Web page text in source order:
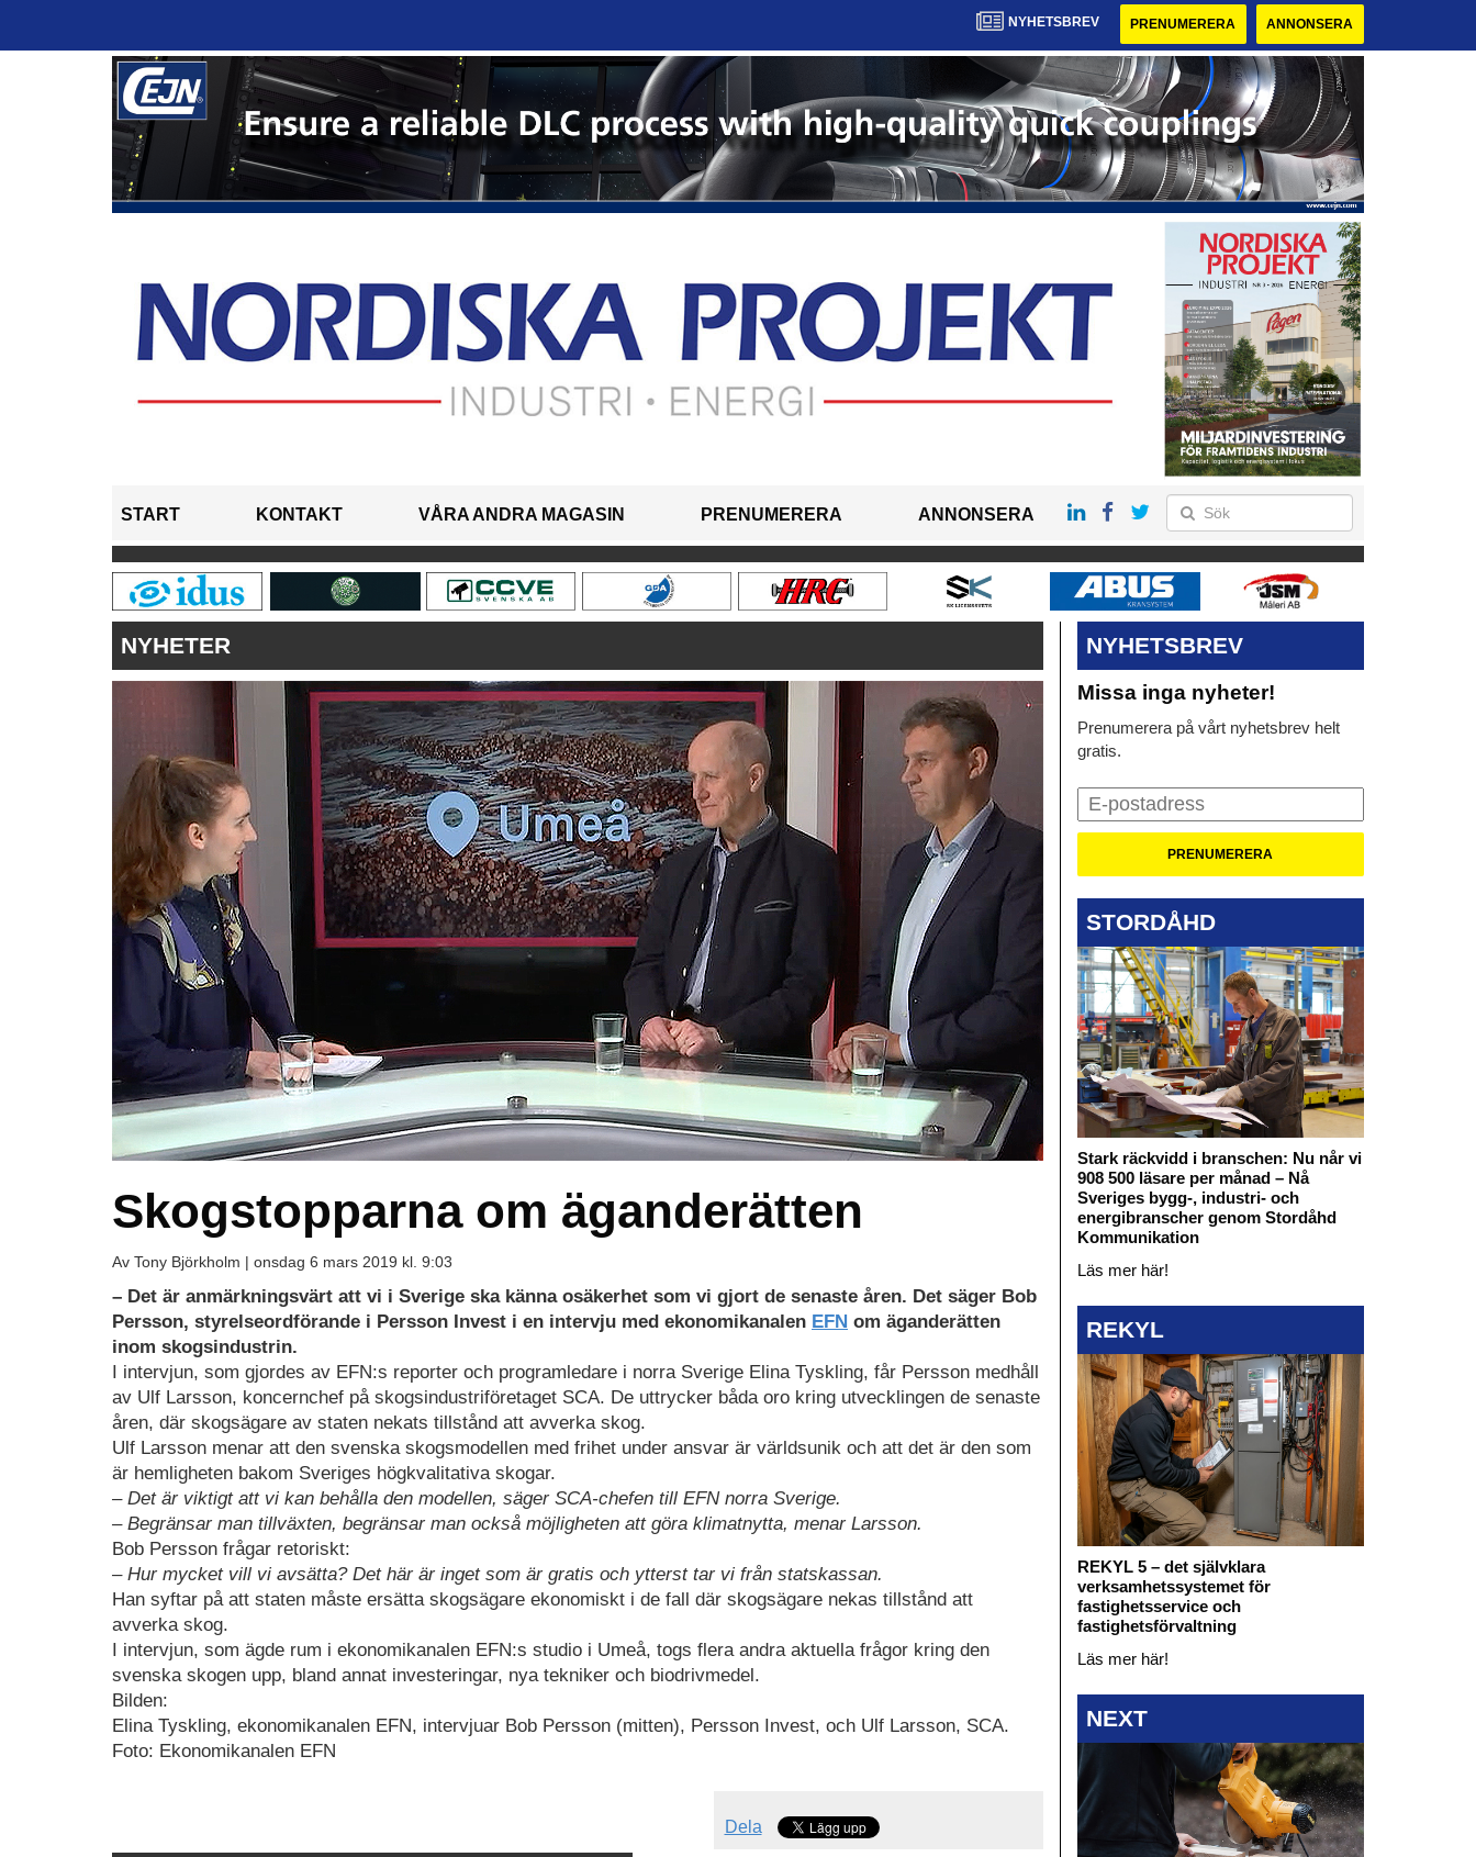
NYHETSBREV PRENUMERERA ANNONSERA
START KONTAKT VÅRA ANDRA MAGASIN PRENUMERERA ANNONSERA
NYHETER
Skogstopparna om äganderätten
Av Tony Björkholm | onsdag 6 mars 2019 kl. 9:03
– Det är anmärkningsvärt att vi i Sverige ska känna osäkerhet som vi gjort de senaste åren. Det säger Bob
Persson, styrelseordförande i Persson Invest i en intervju med ekonomikanalen EFN om äganderätten
inom skogsindustrin.
I intervjun, som gjordes av EFN:s reporter och programledare i norra Sverige Elina Tyskling, får Persson medhåll
av Ulf Larsson, koncernchef på skogsindustriföretaget SCA. De uttrycker båda oro kring utvecklingen de senaste
åren, där skogsägare av staten nekats tillstånd att avverka skog.
Ulf Larsson menar att den svenska skogsmodellen med frihet under ansvar är världsunik och att det är den som
är hemligheten bakom Sveriges högkvalitativa skogar.
– Det är viktigt att vi kan behålla den modellen, säger SCA-chefen till EFN norra Sverige.
– Begränsar man tillväxten, begränsar man också möjligheten att göra klimatnytta, menar Larsson.
Bob Persson frågar retoriskt:
– Hur mycket vill vi avsätta? Det här är inget som är gratis och ytterst tar vi från statskassan.
Han syftar på att staten måste ersätta skogsägare ekonomiskt i de fall där skogsägare nekas tillstånd att
avverka skog.
I intervjun, som ägde rum i ekonomikanalen EFN:s studio i Umeå, togs flera andra aktuella frågor kring den
svenska skogen upp, bland annat investeringar, nya tekniker och biodrivmedel.
Bilden:
Elina Tyskling, ekonomikanalen EFN, intervjuar Bob Persson (mitten), Persson Invest, och Ulf Larsson, SCA.
Foto: Ekonomikanalen EFN
Dela
NYHETSBREV
Missa inga nyheter!
Prenumerera på vårt nyhetsbrev helt
gratis.
STORDÅHD
Stark räckvidd i branschen: Nu når vi
908 500 läsare per månad – Nå
Sveriges bygg-, industri- och
energibranscher genom Stordåhd
Kommunikation
Läs mer här!
REKYL
REKYL 5 – det självklara
verksamhetssystemet för
fastighetsservice och
fastighetsförvaltning
Läs mer här!
NEXT